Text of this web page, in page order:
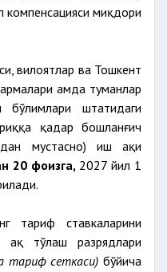
компенсацияси миқдори
вилоятлар ва Тошкент
ҳамда туманлар
бўлимлари штатидаги
қадар бошланғич
мустасно) иш ҳақи
20 фоизга,2027 йил 1
тариф ставкаларини
ҳақ тўлаш разрядлари
тариф сеткаси) бўйича